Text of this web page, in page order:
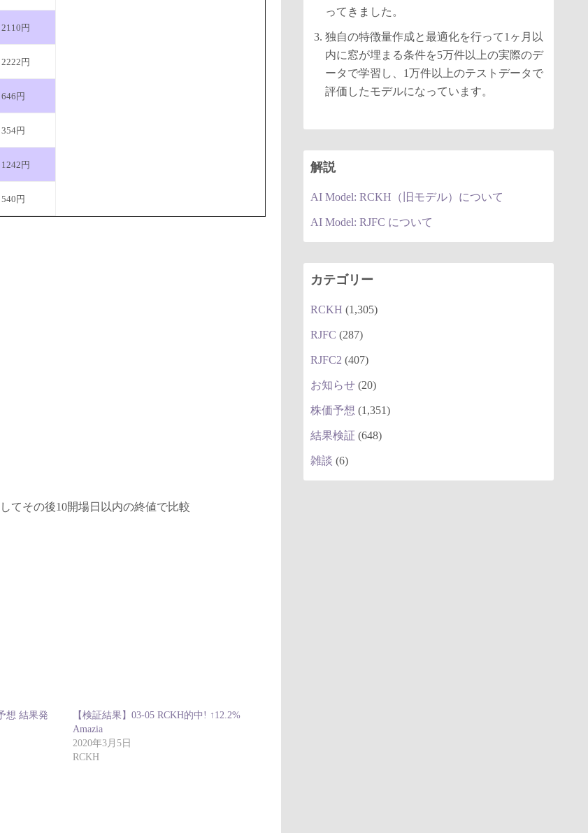
2110円
2222円
646円
354円
1242円
540円
てその後10開場日以内の終値で比較
想 結果発
【検証結果】03-05 RCKH的中! ↑12.2%
Amazia
2020年3月5日
RCKH
ってきました。
独自の特徴量作成と最適化を行って1ヶ月以
内に窓が埋まる条件を5万件以上の実際のデ
ータで学習し、1万件以上のテストデータで
評価したモデルになっています。
解説
AI Model: RCKH（旧モデル）について
AI Model: RJFC について
カテゴリー
RCKH (1,305)
RJFC (287)
RJFC2 (407)
お知らせ (20)
株価予想 (1,351)
結果検証 (648)
雑談 (6)